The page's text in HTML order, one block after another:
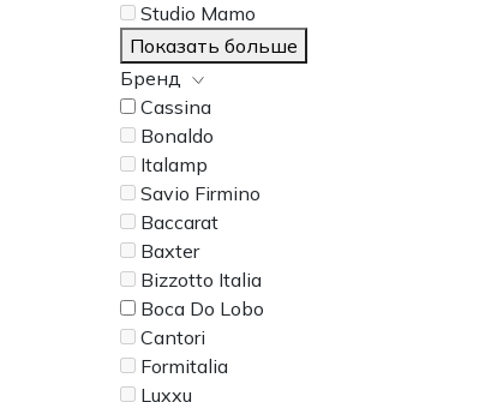
Studio Mamo
Показать больше
Бренд
Cassina
Bonaldo
Italamp
Savio Firmino
Baccarat
Baxter
Bizzotto Italia
Boca Do Lobo
Cantori
Formitalia
Luxxu